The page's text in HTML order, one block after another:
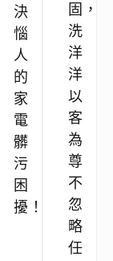
決
惱
人
的
家
電
髒
污
困
擾！
固，
洗
洋
洋
以
客
為
尊
不
忽
略
任